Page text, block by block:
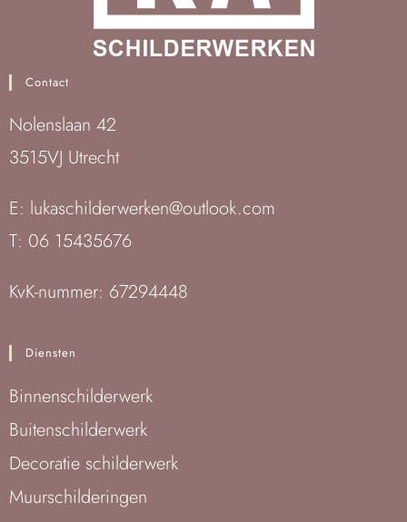
Contact
Nolenslaan 42
3515VJ Utrecht
E: lukaschilderwerken@outlook.com
T: 06 15435676
KvK-nummer: 67294448
Diensten
Binnenschilderwerk
Buitenschilderwerk
Decoratie schilderwerk
Muurschilderingen